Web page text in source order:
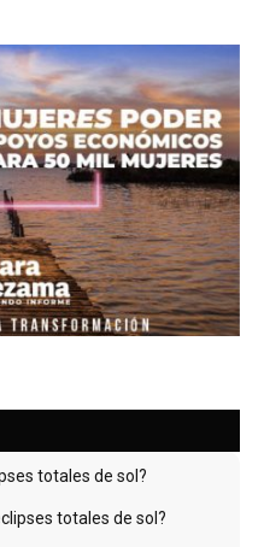
totales de sol?